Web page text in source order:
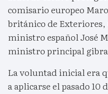
comisario europeo
británico de Exteriores,
ministro español José
ministro principal
La voluntad inicial era
a aplicarse el pasado